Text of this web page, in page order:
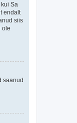
Sa
endalt
siis
ole
saanud